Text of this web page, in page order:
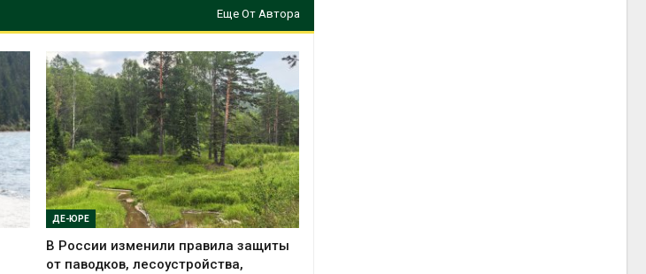
Еще От Автора
ДЕ-ЮРЕ
В России изменили правила защиты
от паводков, лесоустройства,